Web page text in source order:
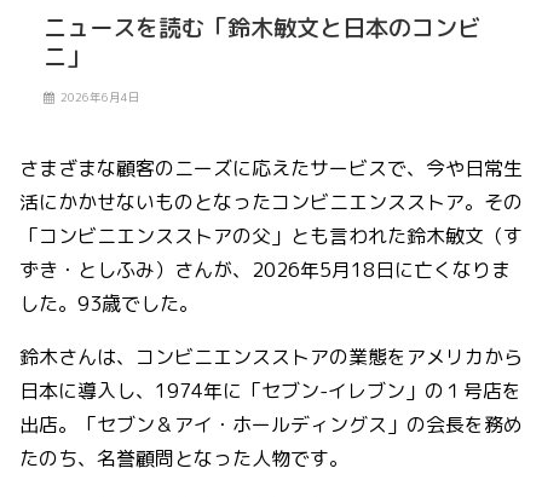
ニュースを読む「鈴木敏文と日本のコンビ
ニ」
2026年6月4日
さまざまな顧客のニーズに応えたサービスで、今や日常生
活にかかせないものとなったコンビニエンスストア。その
「コンビニエンスストアの父」とも言われた鈴木敏文（す
ずき・としふみ）さんが、2026年5月18日に亡くなりま
した。93歳でした。
鈴木さんは、コンビニエンスストアの業態をアメリカから
日本に導入し、1974年に「セブン-イレブン」の１号店を
出店。「セブン＆アイ・ホールディングス」の会長を務め
たのち、名誉顧問となった人物です。